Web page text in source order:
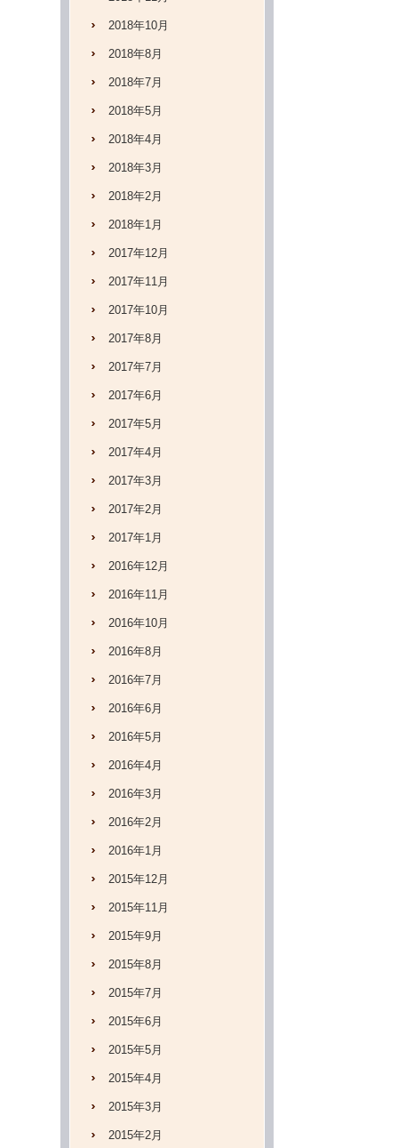
2018年10月
2018年8月
2018年7月
2018年5月
2018年4月
2018年3月
2018年2月
2018年1月
2017年12月
2017年11月
2017年10月
2017年8月
2017年7月
2017年6月
2017年5月
2017年4月
2017年3月
2017年2月
2017年1月
2016年12月
2016年11月
2016年10月
2016年8月
2016年7月
2016年6月
2016年5月
2016年4月
2016年3月
2016年2月
2016年1月
2015年12月
2015年11月
2015年9月
2015年8月
2015年7月
2015年6月
2015年5月
2015年4月
2015年3月
2015年2月